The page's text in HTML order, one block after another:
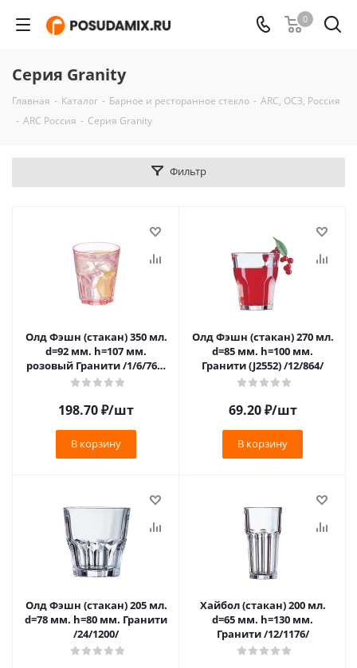
0
Серия Granity
Главная - Каталог - Барное и ресторанное стекло - ARC, ОСЗ, Россия
- ARC Россия - Серия Granity
Фильтр
Олд Фэшн (стакан) 350 мл.
d=92 мм. h=107 мм.
розовый Гранити /1/6/768/
VV
198.70₽/шт
В корзину
Олд Фэшн (стакан) 270 мл.
d=85 мм. h=100 мм.
Гранити (J2552) /12/864/
69.20₽/шт
В корзину
Олд Фэшн (стакан) 205 мл.
d=78 мм. h=80 мм. Гранити
/24/1200/
Хайбол (стакан) 200 мл.
d=65 мм. h=130 мм.
Гранити /12/1176/